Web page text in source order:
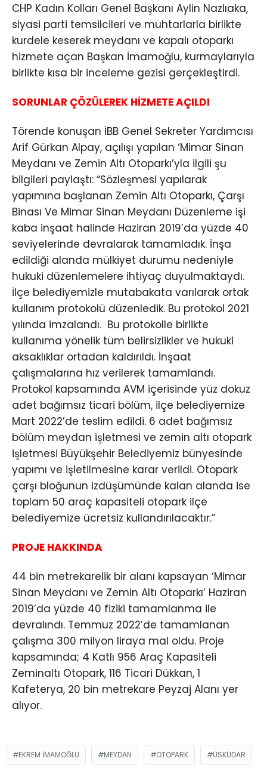
CHP Kadın Kolları Genel Başkanı Aylin Nazlıaka,
siyasi parti temsilcileri ve muhtarlarla birlikte
kurdele keserek meydanı ve kapalı otoparkı
hizmete açan Başkan İmamoğlu, kurmaylarıyla
birlikte kısa bir inceleme gezisi gerçekleştirdi.
SORUNLAR ÇÖZÜLEREK HİZMETE AÇILDI
Törende konuşan İBB Genel Sekreter Yardımcısı
Arif Gürkan Alpay, açılışı yapılan ‘Mimar Sinan
Meydanı ve Zemin Altı Otoparkı’yla ilgili şu
bilgileri paylaştı: “Sözleşmesi yapılarak
yapımına başlanan Zemin Altı Otoparkı, Çarşı
Binası Ve Mimar Sinan Meydanı Düzenleme işi
kaba inşaat halinde Haziran 2019’da yüzde 40
seviyelerinde devralarak tamamladık. İnşa
edildiği alanda mülkiyet durumu nedeniyle
hukuki düzenlemelere ihtiyaç duyulmaktaydı.
İlçe belediyemizle mutabakata varılarak ortak
kullanım protokolü düzenledik. Bu protokol 2021
yılında imzalandı. Bu protokolle birlikte
kullanıma yönelik tüm belirsizlikler ve hukuki
aksaklıklar ortadan kaldırıldı. İnşaat
çalışmalarına hız verilerek tamamlandı.
Protokol kapsamında AVM içerisinde yüz dokuz
adet bağımsız ticari bölüm, ilçe belediyemize
Mart 2022’de teslim edildi. 6 adet bağımsız
bölüm meydan işletmesi ve zemin altı otopark
işletmesi Büyükşehir Belediyemiz bünyesinde
yapımı ve işletilmesine karar verildi. Otopark
çarşı bloğunun izdüşümünde kalan alanda ise
toplam 50 araç kapasiteli otopark ilçe
belediyemize ücretsiz kullandırılacaktır.”
PROJE HAKKINDA
44 bin metrekarelik bir alanı kapsayan ‘Mimar
Sinan Meydanı ve Zemin Altı Otoparkı’ Haziran
2019’da yüzde 40 fiziki tamamlanma ile
devralındı. Temmuz 2022’de tamamlanan
çalışma 300 milyon liraya mal oldu. Proje
kapsamında; 4 Katlı 956 Araç Kapasiteli
Zeminaltı Otopark, 116 Ticari Dükkan, 1
Kafeterya, 20 bin metrekare Peyzaj Alanı yer
alıyor.
EKREM İMAMOĞLU MEYDAN OTOPARK ÜSKÜDAR